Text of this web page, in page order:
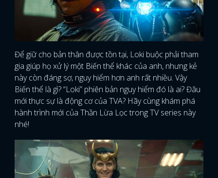
Để giữ cho bản thân được tồn tại, Loki buộc phải tham
gia giúp họ xử lý một Biến thể khác của anh, nhưng kẻ
này còn đáng sợ, nguy hiểm hơn anh rất nhiều. Vậy
Biến thể là gì? “Loki” phiên bản nguy hiểm đó là ai? Đâu
mới thực sự là động cơ của TVA? Hãy cùng khám phá
hành trình mới của Thần Lừa Lọc trong TV series này
nhé!